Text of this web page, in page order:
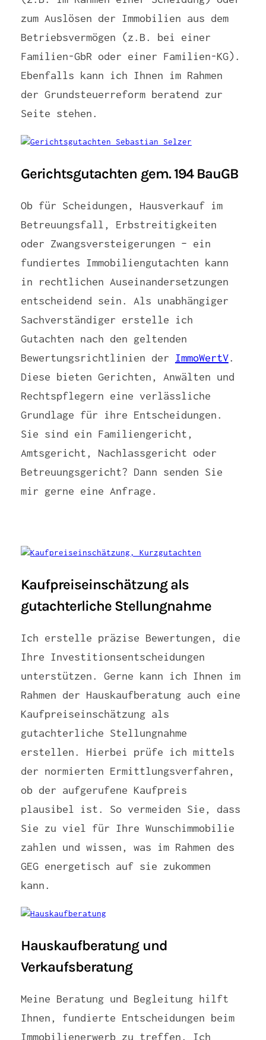
zum Auslösen der Immobilien aus dem
Betriebsvermögen (z.B. bei einer
Familien-GbR oder einer Familien-KG).
Ebenfalls kann ich Ihnen im Rahmen
der Grundsteuerreform beratend zur
Seite stehen.
Gerichtsgutachten gem. 194 BauGB
Ob für Scheidungen, Hausverkauf im
Betreuungsfall, Erbstreitigkeiten
oder Zwangsversteigerungen – ein
fundiertes Immobiliengutachten kann
in rechtlichen Auseinandersetzungen
entscheidend sein. Als unabhängiger
Sachverständiger erstelle ich
Gutachten nach den geltenden
Bewertungsrichtlinien der ImmoWertV.
Diese bieten Gerichten, Anwälten und
Rechtspflegern eine verlässliche
Grundlage für ihre Entscheidungen.
Sie sind ein Familiengericht,
Amtsgericht, Nachlassgericht oder
Betreuungsgericht? Dann senden Sie
mir gerne eine Anfrage.
Kaufpreiseinschätzung als
gutachterliche Stellungnahme
Ich erstelle präzise Bewertungen, die
Ihre Investitionsentscheidungen
unterstützen. Gerne kann ich Ihnen im
Rahmen der Hauskaufberatung auch eine
Kaufpreiseinschätzung als
gutachterliche Stellungnahme
erstellen. Hierbei prüfe ich mittels
der normierten Ermittlungsverfahren,
ob der aufgerufene Kaufpreis
plausibel ist. So vermeiden Sie, dass
Sie zu viel für Ihre Wunschimmobilie
zahlen und wissen, was im Rahmen des
GEG energetisch auf sie zukommen
kann.
Hauskaufberatung und
Verkaufsberatung
Meine Beratung und Begleitung hilft
Ihnen, fundierte Entscheidungen beim
Immobilienerwerb zu treffen. Ich